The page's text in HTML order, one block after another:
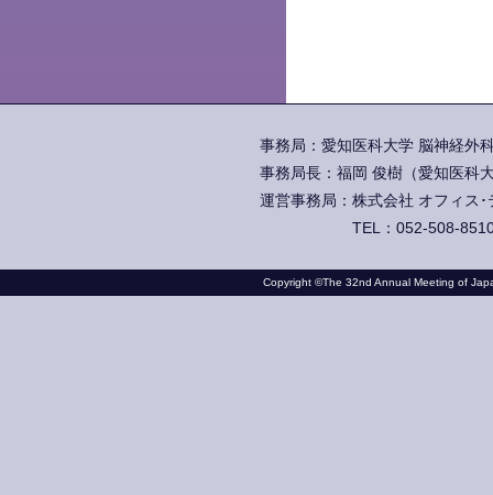
事務局：愛知医科大学 脳神経
事務局長：福岡 俊樹（愛知医科
運営事務局：株式会社 オフィス
TEL：052-508-
Copyright ©The 32nd Annual Meeting of